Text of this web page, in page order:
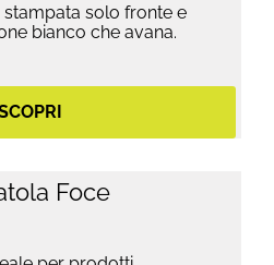
solo fronte e
bianco che avana.